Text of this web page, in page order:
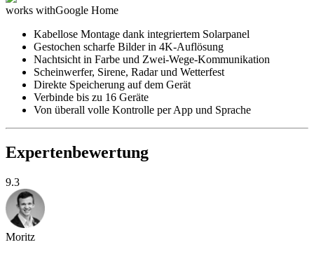
works withGoogle Home
Kabellose Montage dank integriertem Solarpanel
Gestochen scharfe Bilder in 4K-Auflösung
Nachtsicht in Farbe und Zwei-Wege-Kommunikation
Scheinwerfer, Sirene, Radar und Wetterfest
Direkte Speicherung auf dem Gerät
Verbinde bis zu 16 Geräte
Von überall volle Kontrolle per App und Sprache
Expertenbewertung
9.3
Moritz